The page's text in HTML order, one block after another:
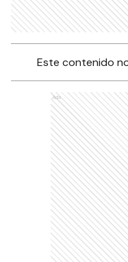
Este contenido
Ads